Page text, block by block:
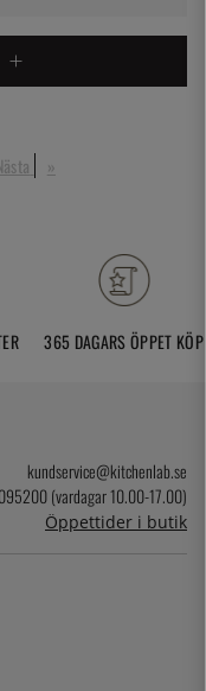
»
365 DAGARS ÖPPET KÖP
kundservice@kitchenlab.se
(vardagar 10.00-17.00)
Öppettider i butik